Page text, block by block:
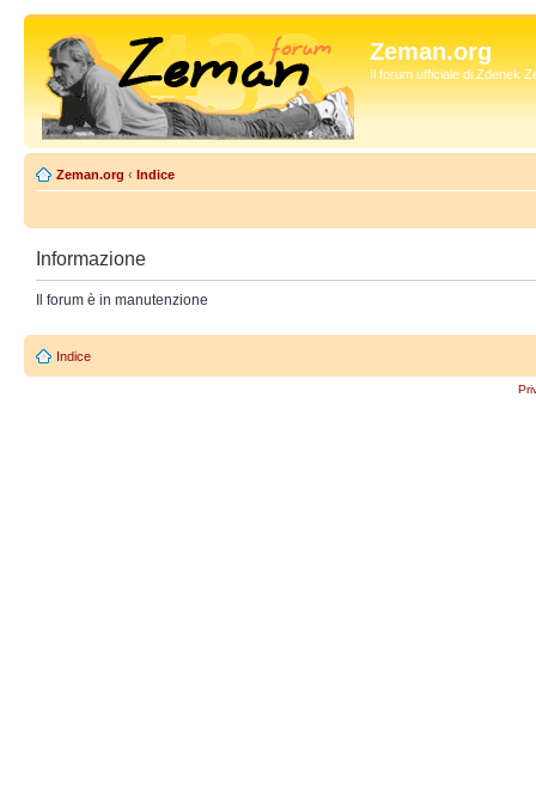
Zeman.org
Il forum ufficiale di Zdenek
Zeman.org ‹ Indice
Informazione
Il forum è in manutenzione
Indice